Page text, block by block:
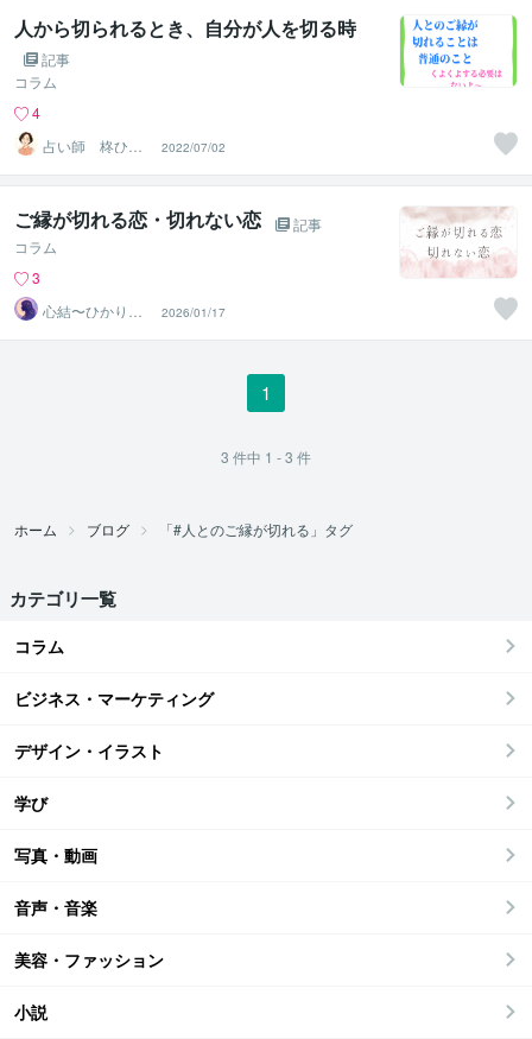
人から切られるとき、自分が人を切る時
記事
コラム
4
占い師 柊ひか
り
2022/07/02
ご縁が切れる恋・切れない恋
記事
コラム
3
心結〜ひかりの
声〜
2026/01/17
1
3 件中 1 - 3 件
ホーム ブログ 「#人とのご縁が切れる」タグ
カテゴリ一覧
コラム
ビジネス・マーケティング
デザイン・イラスト
学び
写真・動画
音声・音楽
美容・ファッション
小説